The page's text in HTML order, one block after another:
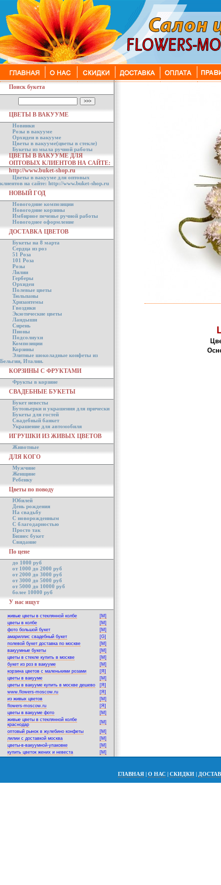
Поиск букета
ЦВЕТЫ В ВАКУУМЕ
Новинки
Розы в вакууме
Орхидеи в вакууме
Цветы в вакууме(цветы в стекле)
Букеты из мыла ручной работы
ЦВЕТЫ В ВАКУУМЕ ДЛЯ
ОПТОВЫХ КЛИЕНТОВ НА САЙТЕ:
http://www.buket-shop.ru
Цветы в вакууме для оптовых
клиентов на сайте: http://www.buket-shop.ru
НОВЫЙ ГОД
Новогодние композиции
Новогодние корзины
Имбирное печенье ручной работы
Новогоднее оформление
ДОСТАВКА ЦВЕТОВ
Букеты на 8 марта
Сердца из роз
51 Роза
101 Роза
Розы
Лилии
Герберы
Орхидеи
Полевые цветы
Тюльпаны
Хризантемы
Гвоздики
Экзотические цветы
Ландыши
Сирень
Пионы
Подсолнухи
Композиции
Корзины
Элитные шоколадные конфеты из
Бельгии, Италии.
КОРЗИНЫ С ФРУКТАМИ
Фрукты в корзине
СВАДЕБНЫЕ БУКЕТЫ
Букет невесты
Бутоньерки и украшения для прически
Букеты для гостей
Свадебный банкет
Украшение для автомобиля
ИГРУШКИ ИЗ ЖИВЫХ ЦВЕТОВ
Животные
ДЛЯ КОГО
Мужчине
Женщине
Ребенку
Цветы по поводу
Юбилей
День рождения
На свадьбу
С новорожденным
С благодарностью
Просто так
Бизнес букет
Свидание
По цене
до 1000 руб
от 1000 до 2000 руб
от 2000 до 3000 руб
от 3000 до 5000 руб
от 5000 до 10000 руб
более 10000 руб
У нас ищут
живые цветы в стеклянной колбе
[M]
цветы в колбе
[M]
фото большой букет
[M]
амариллис свадебный букет
[G]
полевой букет доставка по москве
[M]
вакуумные букеты
[M]
цветы в стекле купить в москве
[M]
букет из роз в вакууме
[M]
корзина цветов с маленькими розами
[Я]
цветы в вакууме
[M]
цветы в вакууме купить в москве дешево
[Я]
www.flowers-moscow.ru
[Я]
из живых цветов
[M]
flowers-moscow.ru
[Я]
цветы в вакууме фото
[M]
живые цветы в стеклянной колбе
краснодар
[M]
оптовый рынок в жулебино конфеты
[M]
лилии с доставкой москва
[M]
цветы-в-вакуумной-упаковке
[M]
купить цветок жених и невеста
[M]
ГЛАВНАЯ | О НАС | СКИДКИ |